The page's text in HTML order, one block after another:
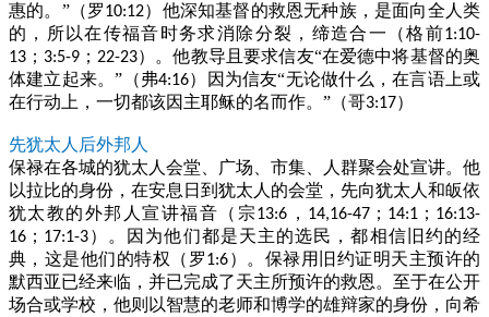
惠的。”（罗10:12）他深知基督的救恩无种族，是面向全人类
的，所以在传福音时务求消除分裂，缔造合一（格前1:10-
13 ； 3:5-9 ； 22-23）。他教导且要求信友“在爱德中将基督的奥
体建立起来。”（弗4:16）因为信友“无论做什么，在言语上或
在行动上，一切都该因主耶稣的名而作。”（哥3:17）
先犹太人后外邦人
保禄在各城的犹太人会堂、广场、市集、人群聚会处宣讲。他
以拉比的身份，在安息日到犹太人的会堂，先向犹太人和皈依
犹太教的外邦人宣讲福音（宗13:6 ， 14,16-47 ； 14:1 ； 16:13-
16 ； 17:1-3）。因为他们都是天主的选民，都相信旧约的经
典，这是他们的特权（罗1:6）。保禄用旧约证明天主预许的
默西亚已经来临，并已完成了天主所预许的救恩。至于在公开
场合或学校，他则以智慧的老师和博学的雄辩家的身份，向希